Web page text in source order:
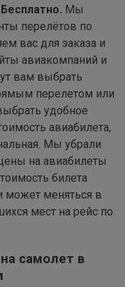
Мы
перелётов по
вас для заказа и
авиакомпаний и
вам выбрать
перелетом или
удобное
авиабилета,
Мы убрали
на авиабилеты
билета
может меняться в
мест на рейс по
самолет в